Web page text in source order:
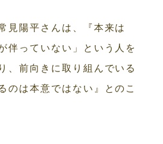
見陽平さんは、『本来は
伴っていない」という人を
、前向きに取り組んでいる
のは本意ではない』とのこ